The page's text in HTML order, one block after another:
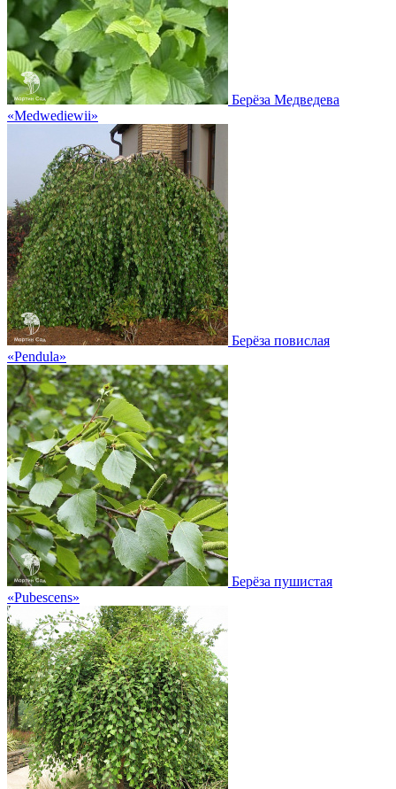
Берёза Медведева
«Medwediewii»
Берёза повислая
«Pendula»
Берёза пушистая
«Pubescens»